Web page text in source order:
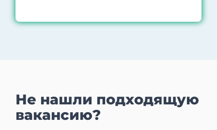
Не нашли подходящую
вакансию?